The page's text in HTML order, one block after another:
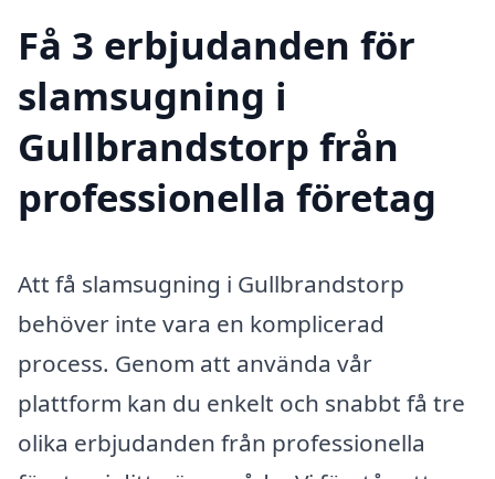
Få 3 erbjudanden för
slamsugning i
Gullbrandstorp från
professionella företag
Att få slamsugning i Gullbrandstorp
behöver inte vara en komplicerad
process. Genom att använda vår
plattform kan du enkelt och snabbt få tre
olika erbjudanden från professionella